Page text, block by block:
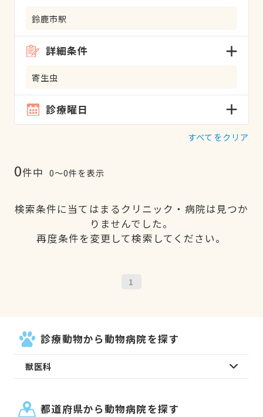
鈴鹿市駅
詳細条件
寄生虫
診療曜日
すべてをクリア
0件中 0〜0件を表示
検索条件に当てはまるクリニック・病院は見つか
りませんでした。
再度条件を変更して検索してください。
1
診療動物から動物病院を探す
獣医科
都道府県から動物病院を探す